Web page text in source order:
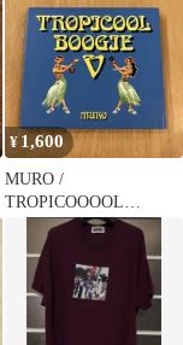
¥ 1,600
MURO /
TROPICOOOOL
BOOGIE 5